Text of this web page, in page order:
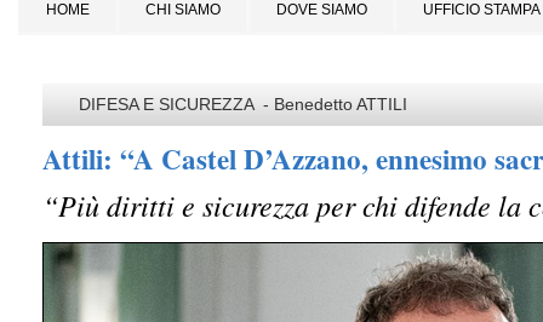
HOME CHI SIAMO DOVE SIAMO UFFICIO STAMPA
DIFESA E SICUREZZA - Benedetto ATTILI
Attili: “A Castel D’Azzano, ennesimo
“Più diritti e sicurezza per chi difende la